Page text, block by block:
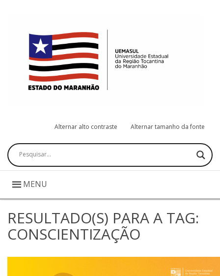
Alternar alto contraste Alternar tamanho da fonte
Pesquisar
MENU
RESULTADO(S) PARA A TAG:
CONSCIENTIZAÇÃO